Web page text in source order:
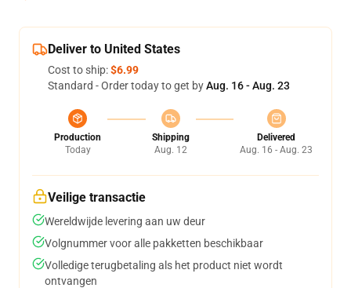
Deliver to United States
Cost to ship:$6.99
Standard - Order today to get byAug. 16 - Aug. 23
Production
Today
Shipping
Aug. 12
Delivered
Aug. 16 - Aug. 23
Veilige transactie
Wereldwijde levering aan uw deur
Volgnummer voor alle pakketten beschikbaar
Volledige terugbetaling als het product niet wordt
ontvangen